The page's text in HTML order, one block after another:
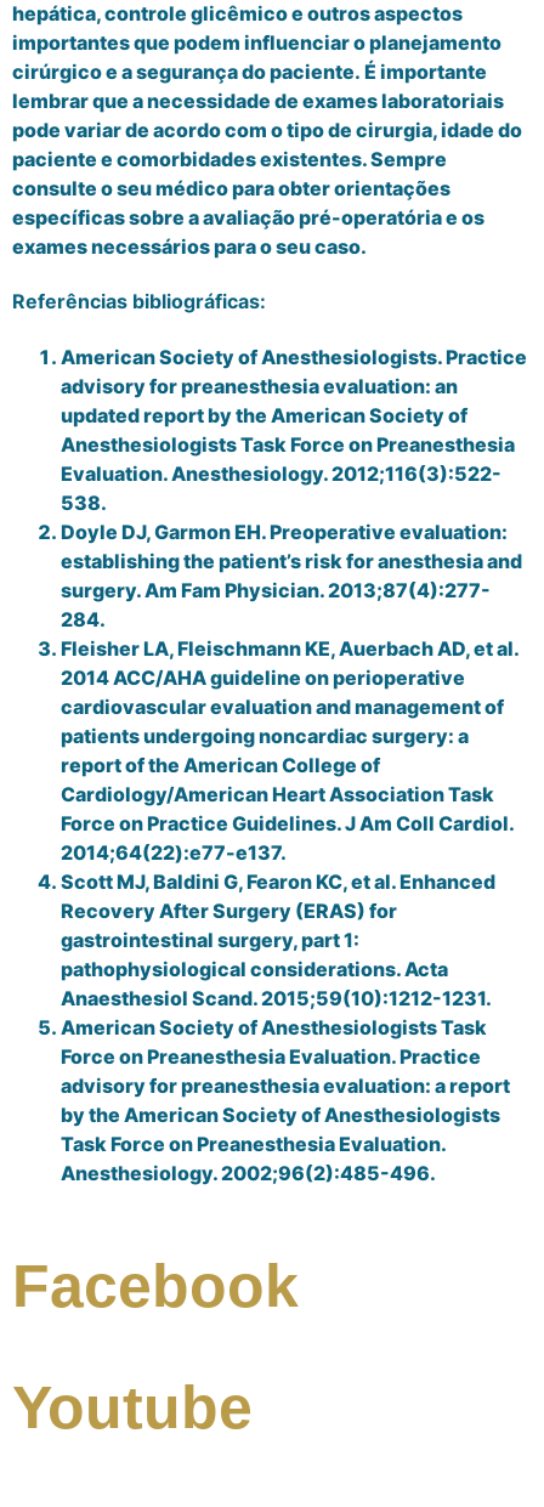
hepática, controle glicêmico e outros aspectos
importantes que podem influenciar o planejamento
cirúrgico e a segurança do paciente. É importante
lembrar que a necessidade de exames laboratoriais
pode variar de acordo com o tipo de cirurgia, idade do
paciente e comorbidades existentes. Sempre
consulte o seu médico para obter orientações
específicas sobre a avaliação pré-operatória e os
exames necessários para o seu caso.
Referências bibliográficas:
American Society of Anesthesiologists. Practice
advisory for preanesthesia evaluation: an
updated report by the American Society of
Anesthesiologists Task Force on Preanesthesia
Evaluation. Anesthesiology. 2012;116(3):522-
538.
Doyle DJ, Garmon EH. Preoperative evaluation:
establishing the patient’s risk for anesthesia and
surgery. Am Fam Physician. 2013;87(4):277-
284.
Fleisher LA, Fleischmann KE, Auerbach AD, et al.
2014 ACC/AHA guideline on perioperative
cardiovascular evaluation and management of
patients undergoing noncardiac surgery: a
report of the American College of
Cardiology/American Heart Association Task
Force on Practice Guidelines. J Am Coll Cardiol.
2014;64(22):e77-e137.
Scott MJ, Baldini G, Fearon KC, et al. Enhanced
Recovery After Surgery (ERAS) for
gastrointestinal surgery, part 1:
pathophysiological considerations. Acta
Anaesthesiol Scand. 2015;59(10):1212-1231.
American Society of Anesthesiologists Task
Force on Preanesthesia Evaluation. Practice
advisory for preanesthesia evaluation: a report
by the American Society of Anesthesiologists
Task Force on Preanesthesia Evaluation.
Anesthesiology. 2002;96(2):485-496.
Facebook
Youtube